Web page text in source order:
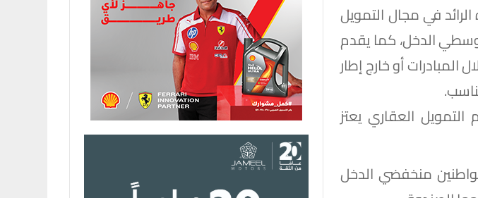
في مجال التمويل
الدخل، كما يقدم
أو خارج إطار
العقاري يعتز
منخفضي الدخل